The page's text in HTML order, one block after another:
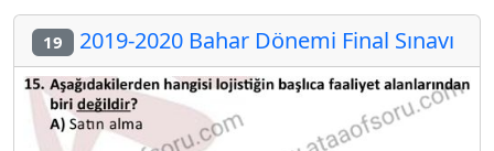
19 2019-2020 Bahar Dönemi Final Sınavı